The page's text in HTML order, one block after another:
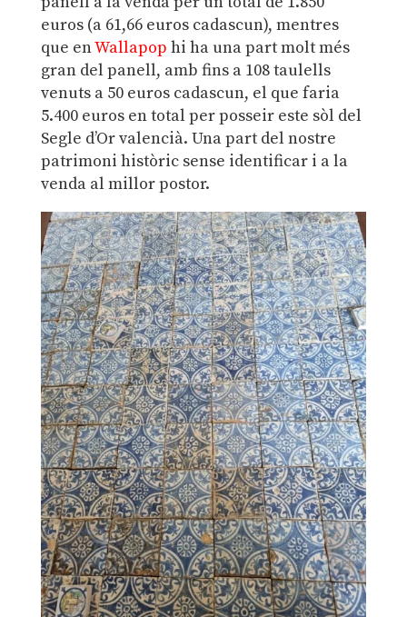
euros (a 61,66 euros cadascun), mentres
que enWallapop hi ha una part molt més
gran del panell, amb fins a 108 taulells
venuts a 50 euros cadascun, el que faria
5.400 euros en total per posseir este sòl del
Segle d’Or valencià. Una part del nostre
patrimoni històric sense identificar i a la
venda al millor postor.